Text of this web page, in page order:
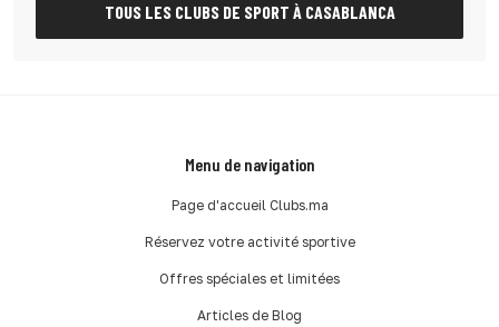
TOUS LES CLUBS DE SPORT À CASABLANCA
Menu de navigation
Page d'accueil Clubs.ma
Réservez votre activité sportive
Offres spéciales et limitées
Articles de Blog